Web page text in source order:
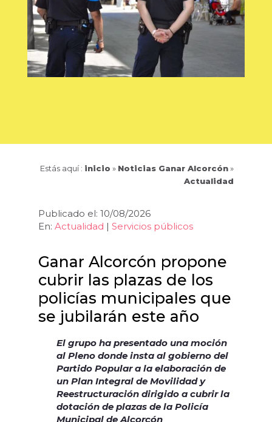
Estás aquí : inicio » Noticias Ganar Alcorcón»
Actualidad
Publicado el: 10/08/2026
En: Actualidad | Servicios públicos
Ganar Alcorcón propone
cubrir las plazas de los
policías municipales que
se jubilarán este año
El grupo ha presentado una moción
al Pleno donde insta al gobierno del
Partido Popular a la elaboración de
un Plan Integral de Movilidad y
Reestructuración dirigido a cubrir la
dotación de plazas de la Policía
Municipal de Alcorcón